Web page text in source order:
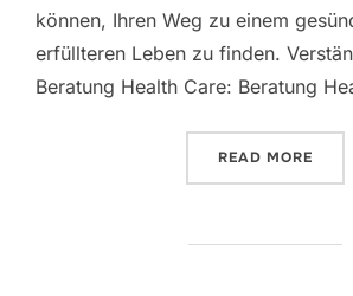
können, Ihren Weg zu einem
erfüllteren Leben zu finden.
Beratung Health Care: Beratung
READ MORE